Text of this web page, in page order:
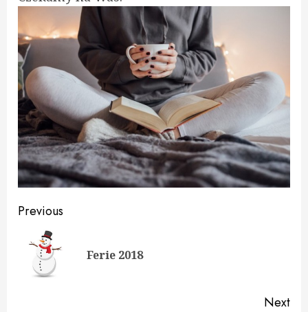
Continue
Reading
Previous
Ferie 2018
Next